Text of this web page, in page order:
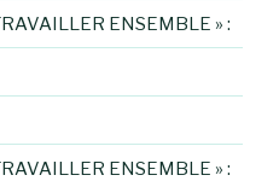
ENSEMBLE » :
ENSEMBLE » :